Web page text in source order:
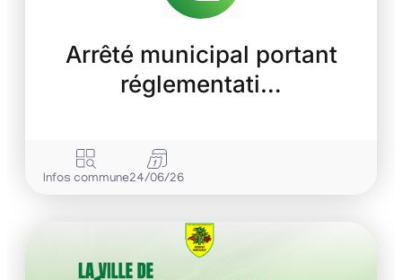
Arrêté municipal portant
réglementati…
Infos commune24/06/26